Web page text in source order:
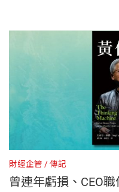
財經企管 傳記
曾連年虧損、CEO